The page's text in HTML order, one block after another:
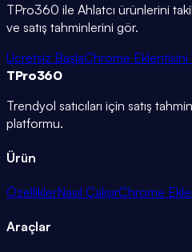
TPro360 ile Ahlatcı ürünlerini
ve satış tahminlerini gör.
Ücretsiz BaşlaChrome Eklentisini
TPro360
Trendyol satıcıları için satış
platformu.
Ürün
ÖzelliklerNasıl ÇalışırChrome
Araçlar